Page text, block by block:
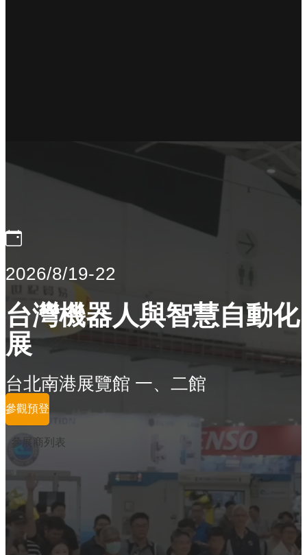
2026/8/19-22
台灣機器人與智慧自動化
展
台北南港展覽館 一、二館
參觀預登
參展商列表